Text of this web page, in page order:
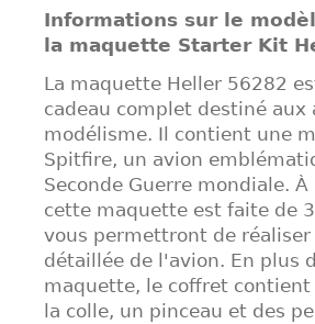
Informations sur le
la maquette Starter Kit
La maquette Heller 56282
cadeau complet destiné aux
modélisme. Il contient une
Spitfire, un avion
Seconde Guerre mondiale.
cette maquette est faite de
vous permettront de
détaillée de l'avion. En plus
maquette, le coffret
la colle, un pinceau et des